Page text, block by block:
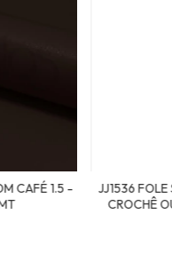
CAFÉ 1.5 -
JJ1536 FOLE
CROCHÊ